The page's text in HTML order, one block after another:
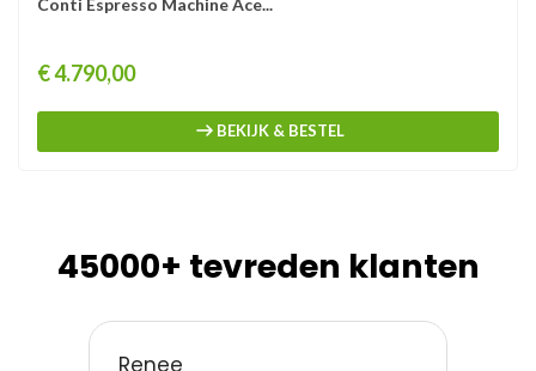
Conti Espresso Machine Ace...
Prijs
€ 4.790,00
BEKIJK & BESTEL
45000+ tevreden klanten